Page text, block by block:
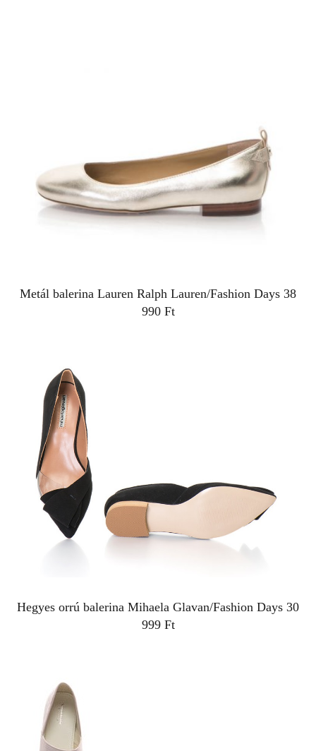
Metál balerina Lauren Ralph Lauren/Fashion Days 38
990 Ft
Hegyes orrú balerina Mihaela Glavan/Fashion Days 30
999 Ft